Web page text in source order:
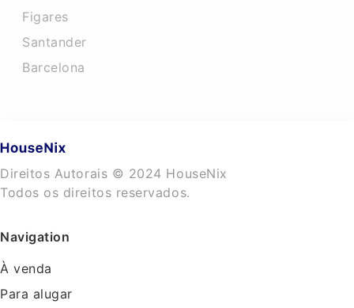
Figares
Santander
Barcelona
Direitos Autorais © 2024 HouseNix
Todos os direitos reservados.
Navigation
À venda
Para alugar